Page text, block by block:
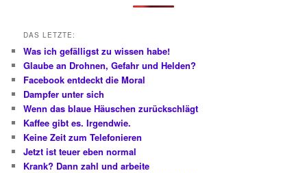
DAS LETZTE:
Was ich gefälligst zu wissen habe!
Glaube an Drohnen, Gefahr und Helden?
Facebook entdeckt die Moral
Dampfer unter sich
Wenn das blaue Häuschen zurückschlägt
Kaffee gibt es. Irgendwie.
Keine Zeit zum Telefonieren
Jetzt ist teuer eben normal
Krank? Dann zahl und arbeite